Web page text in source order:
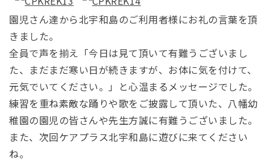
園児さん達から北宇和島のご利用者様にお礼の言葉を頂
きました。
全員で声を揃え「今日は見て頂いて有難うございまし
た、まだまだ寒い日が続きますが、お体に気を付けて、
元気でいてください。」と心温まるメッセージでした。
練習を重ね素敵な踊りや歌をご披露して頂いた、八幡幼
稚園の園児の皆さんや先生方誠に有難うございました。
また、次回ケアプラス北宇和島に遊びに来てください
ね。